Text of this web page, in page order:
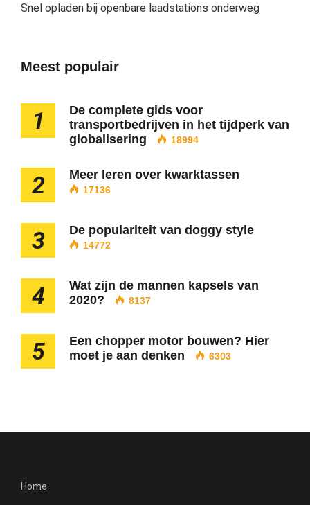
Snel opladen bij openbare laadstations onderweg
Meest populair
1
De complete gids voor
transportbedrijven in het tijdperk van
globalisering
18994
2 Meer leren over kwarktassen
17136
3 De populariteit van doggy style
14772
4
Wat zijn de mannen kapsels van
2020?
8137
5
Een chopper motor bouwen? Hier
moet je aan denken
6303
Home